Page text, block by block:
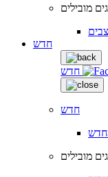
מובילים
חדש
חדש
חדש
מובילים